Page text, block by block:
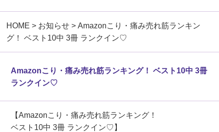
HOME > お知らせ >Amazonこり・痛み売れ筋ランキン
グ！ ベスト10中 3冊 ランクイン♡
Amazonこり・痛み売れ筋ランキング！ ベスト10中 3冊
ランクイン♡
【Amazonこり・痛み売れ筋ランキング！
ベスト10中 3冊 ランクイン♡】